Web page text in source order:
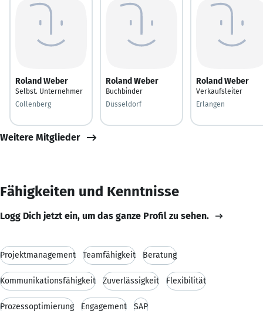
Roland Weber
Selbst. Unternehmer
Collenberg
Roland Weber
Buchbinder
Düsseldorf
Roland Weber
Verkaufsleiter
Erlangen
Weitere Mitglieder
Fähigkeiten und Kenntnisse
Logg Dich jetzt ein, um das ganze Profil zu sehen.
Projektmanagement Teamfähigkeit Beratung
Kommunikationsfähigkeit Zuverlässigkeit Flexibilität
Prozessoptimierung Engagement SAP